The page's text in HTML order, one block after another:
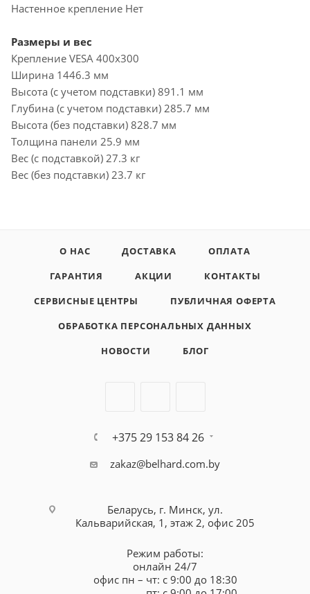
Настенное крепление Нет
Размеры и вес
Крепление VESA 400x300
Ширина 1446.3 мм
Высота (с учетом подставки) 891.1 мм
Глубина (с учетом подставки) 285.7 мм
Высота (без подставки) 828.7 мм
Толщина панели 25.9 мм
Вес (с подставкой) 27.3 кг
Вес (без подставки) 23.7 кг
О НАС ДОСТАВКА
ОПЛАТА
ГАРАНТИЯ
АКЦИИ
КОНТАКТЫ
СЕРВИСНЫЕ ЦЕНТРЫ
ПУБЛИЧНАЯ ОФЕРТА
ОБРАБОТКА ПЕРСОНАЛЬНЫХ ДАННЫХ
НОВОСТИ
БЛОГ
+375 29 153 84 26
zakaz@belhard.com.by
Беларусь, г. Минск, ул.
Кальварийская, 1, этаж 2, офис 205
Режим работы:
онлайн 24/7
офис пн – чт: с 9:00 до 18:30